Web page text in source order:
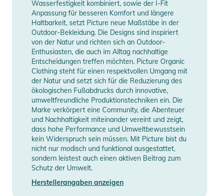
Wasserfestigkeit kombiniert, sowie der I-Fit
Anpassung für besseren Komfort und längere
Haltbarkeit, setzt Picture neue Maßstäbe in der
Outdoor-Bekleidung. Die Designs sind inspiriert
von der Natur und richten sich an Outdoor-
Enthusiasten, die auch im Alltag nachhaltige
Entscheidungen treffen möchten. Picture Organic
Clothing steht für einen respektvollen Umgang mit
der Natur und setzt sich für die Reduzierung des
ökologischen Fußabdrucks durch innovative,
umweltfreundliche Produktionstechniken ein. Die
Marke verkörpert eine Community, die Abenteuer
und Nachhaltigkeit miteinander vereint und zeigt,
dass hohe Performance und Umweltbewusstsein
kein Widerspruch sein müssen. Mit Picture bist du
nicht nur modisch und funktional ausgestattet,
sondern leistest auch einen aktiven Beitrag zum
Schutz der Umwelt.
Herstellerangaben anzeigen